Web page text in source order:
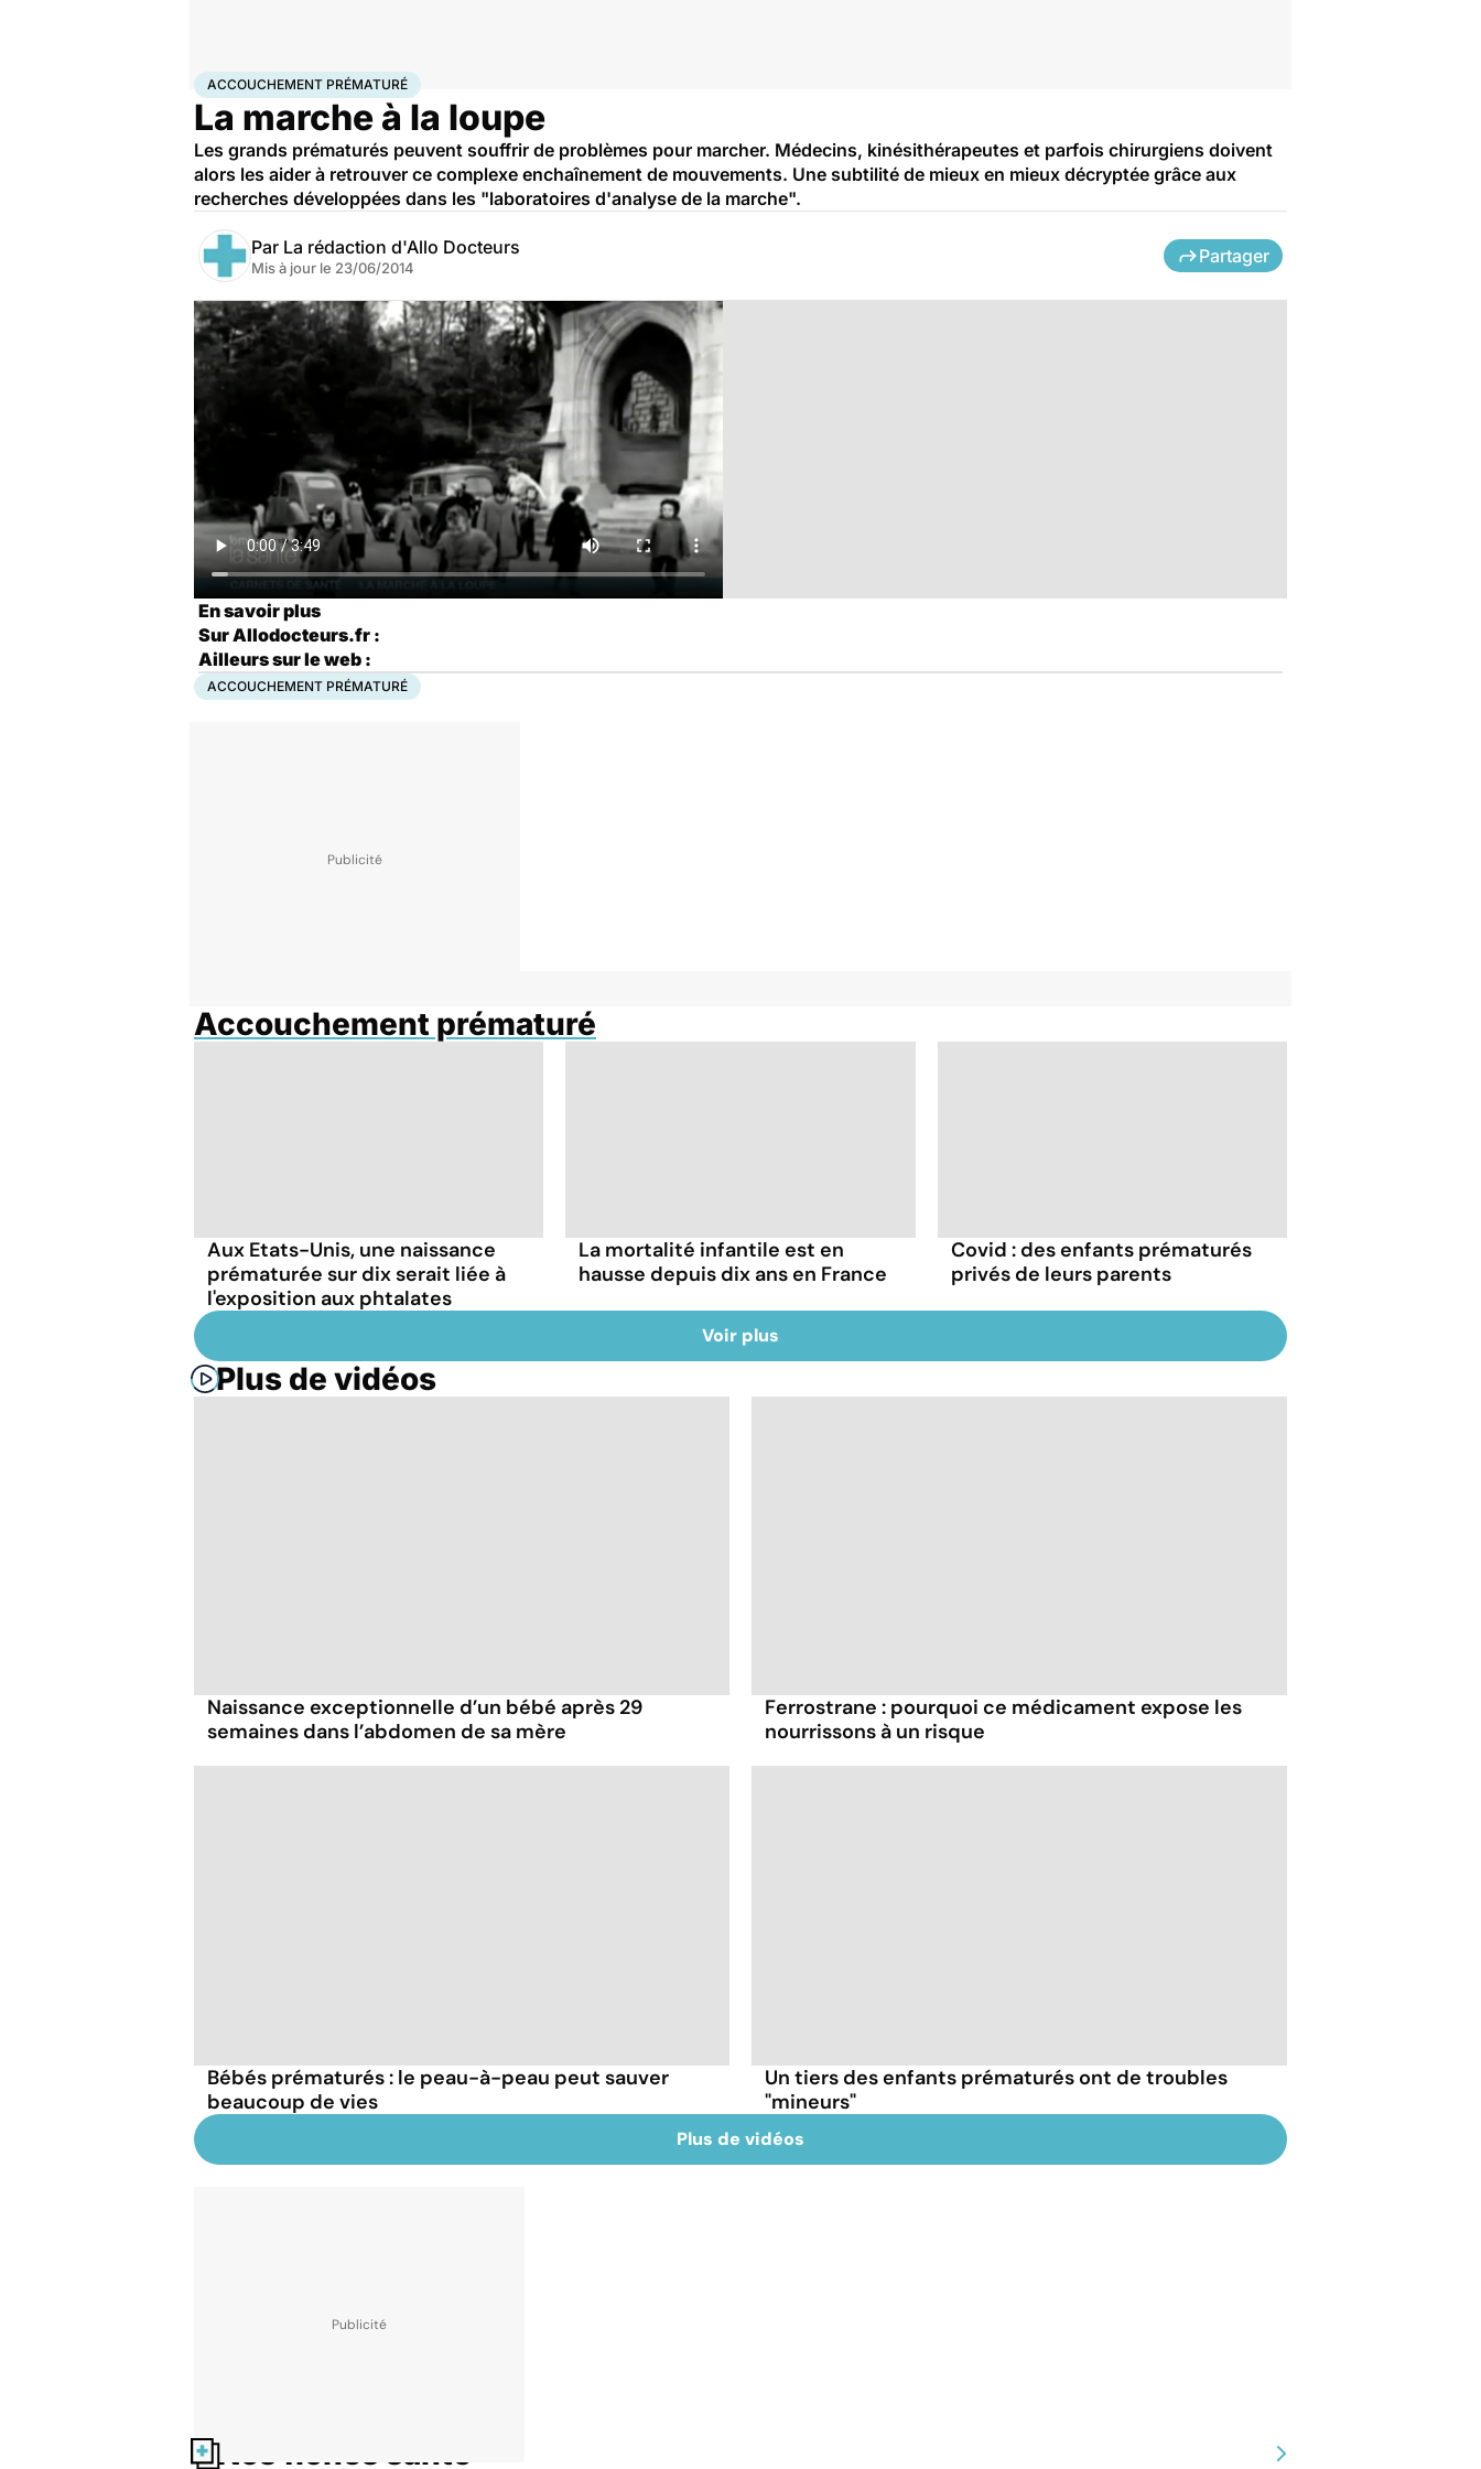
AccueilFamilleGrossesseAccouchement prématuré
ACCOUCHEMENT PRÉMATURÉ
La marche à la loupe
Les grands prématurés peuvent souffrir de problèmes pour marcher. Médecins, kinésithérapeutes et parfois chirurgiens doivent
alors les aider à retrouver ce complexe enchaînement de mouvements. Une subtilité de mieux en mieux décryptée grâce aux
recherches développées dans les "laboratoires d'analyse de la marche".
Par La rédaction d'Allo Docteurs
Mis à jour le 23/06/2014
Partager
En savoir plus
Sur Allodocteurs.fr :
Ailleurs sur le web :
ACCOUCHEMENT PRÉMATURÉ
Accouchement prématuré
Aux Etats-Unis, une naissance
prématurée sur dix serait liée à
l'exposition aux phtalates
La mortalité infantile est en
hausse depuis dix ans en France
Covid : des enfants prématurés
privés de leurs parents
Voir plus
Plus de vidéos
Naissance exceptionnelle d’un bébé après 29
semaines dans l’abdomen de sa mère
Ferrostrane : pourquoi ce médicament expose les
nourrissons à un risque
Bébés prématurés : le peau-à-peau peut sauver
beaucoup de vies
Un tiers des enfants prématurés ont de troubles
"mineurs"
Plus de vidéos
Nos fiches santé